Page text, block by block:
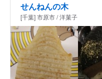
せんねんの木
[千葉] 市原市 / 洋菓子